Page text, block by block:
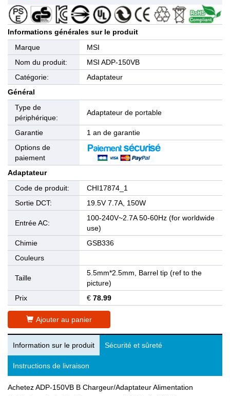
Informations générales sur le produit
Marque
MSI
Nom du produit:
MSI ADP-150VB
Catégorie:
Adaptateur
Général
Type de
périphérique:
Adaptateur de portable
Garantie
1 an de garantie
Options de
paiement
Adaptateur
Code de produit:
CHI17874_1
Sortie DCT:
19.5V 7.7A, 150W
Entrée AC:
100-240V~2.7A 50-60Hz (for worldwide
use)
Chimie
GSB336
Couleurs
Taille
5.5mm*2.5mm, Barrel tip (ref to the
picture)
Prix
€ 78.99
Ajouter au panier
Information sur le produit Sécurité et sûreté
Instructions de livraison
Achetez ADP-150VB B Chargeur/Adaptateur Alimentation